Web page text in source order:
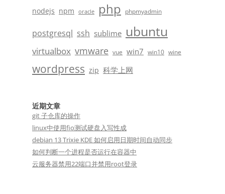
nodejs npm oracle php phpmyadmin
postgresql ssh sublime ubuntu
virtualbox vmware vue win7 win10 wine
wordpress zip 科学上网
近期文章
git 子仓库的操作
linux中使用fio测试硬盘入写性成
debian 13 Trixie KDE 如何启用日期时间自动同步
如何判断一个进程是否运行在容器中
云服务器禁用22端口并禁用root登录